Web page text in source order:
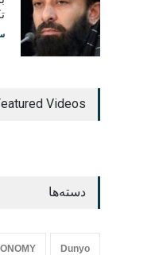
Videos
دسته‌ها
Dunyo